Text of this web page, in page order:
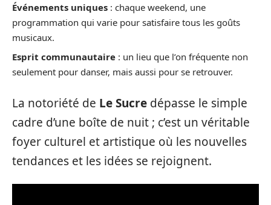
Événements uniques : chaque weekend, une
programmation qui varie pour satisfaire tous les goûts
musicaux.
Esprit communautaire : un lieu que l’on fréquente non
seulement pour danser, mais aussi pour se retrouver.
La notoriété de Le Sucre dépasse le simple
cadre d’une boîte de nuit ; c’est un véritable
foyer culturel et artistique où les nouvelles
tendances et les idées se rejoignent.